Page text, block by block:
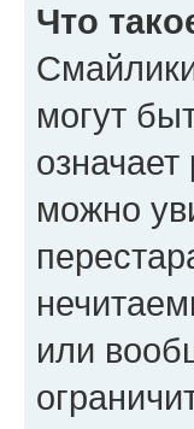
Что
могут
можно
или